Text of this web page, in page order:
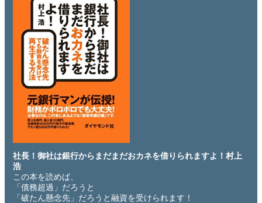
社長！御社は銀行からまだまだおカネを借りられますよ！村上
浩
この本を読めば、
「債務超過」だろうと
「破たん懸念先」だろうと融資を受けられます！